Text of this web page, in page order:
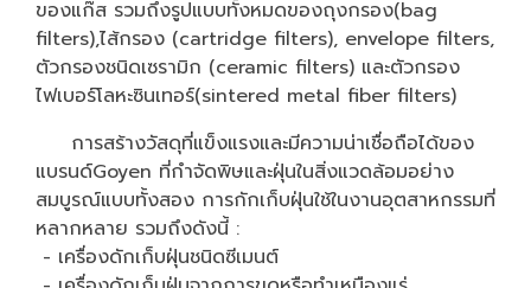
ของแก๊ส รวมถึงรูปแบบทั้งหมดของถุงกรอง(bag
filters),ไส้กรอง (cartridge filters), envelope filters,
ตัวกรองชนิดเซรามิก (ceramic filters) และตัวกรอง
ไฟเบอร์โลหะซินเทอร์(sintered metal fiber filters)
การสร้างวัสดุที่แข็งแรงและมีความน่าเชื่อถือได้ของ
แบรนด์Goyen ที่กำจัดพิษและฝุ่นในสิ่งแวดล้อมอย่าง
สมบูรณ์แบบทั้งสอง การกักเก็บฝุ่นใช้ในงานอุตสาหกรรมที่
หลากหลาย รวมถึงดังนี้ :
- เครื่องดักเก็บฝุ่นชนิดซีเมนต์